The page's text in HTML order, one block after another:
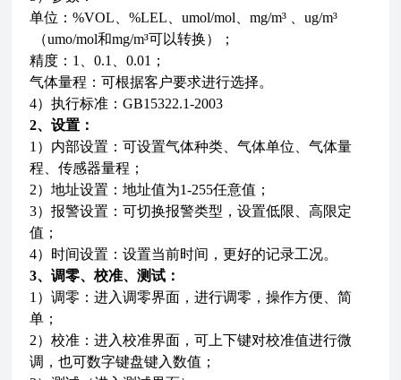
单位：%VOL、%LEL、umol/mol、mg/m³ 、ug/m³
（umo/mol和mg/m³可以转换）；
精度：1、0.1、0.01；
气体量程：可根据客户要求进行选择。
4）执行标准：GB15322.1-2003
2、设置：
1）内部设置：可设置气体种类、气体单位、气体量
程、传感器量程；
2）地址设置：地址值为1-255任意值；
3）报警设置：可切换报警类型，设置低限、高限定
值；
4）时间设置：设置当前时间，更好的记录工况。
3、调零、校准、测试：
1）调零：进入调零界面，进行调零，操作方便、简
单；
2）校准：进入校准界面，可上下键对校准值进行微
调，也可数字键盘键入数值；